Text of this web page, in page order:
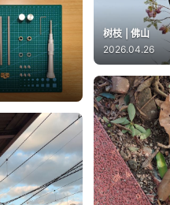
树枝 | 佛山
2026.04.26